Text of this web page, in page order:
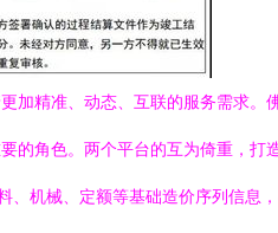
加精准、动态、互联的服务需求。
的角色。两个平台的互为倚重，打
机械、定额等基础造价序列信息